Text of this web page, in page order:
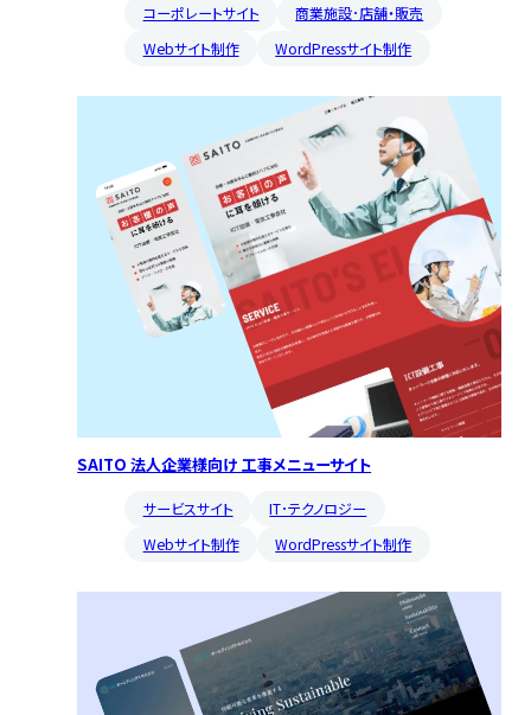
コーポレートサイト
商業施設･店舗・販売
Webサイト制作
WordPressサイト制作
SAITO 法人企業様向け 工事メニューサイト
サービスサイト
IT･テクノロジー
Webサイト制作
WordPressサイト制作